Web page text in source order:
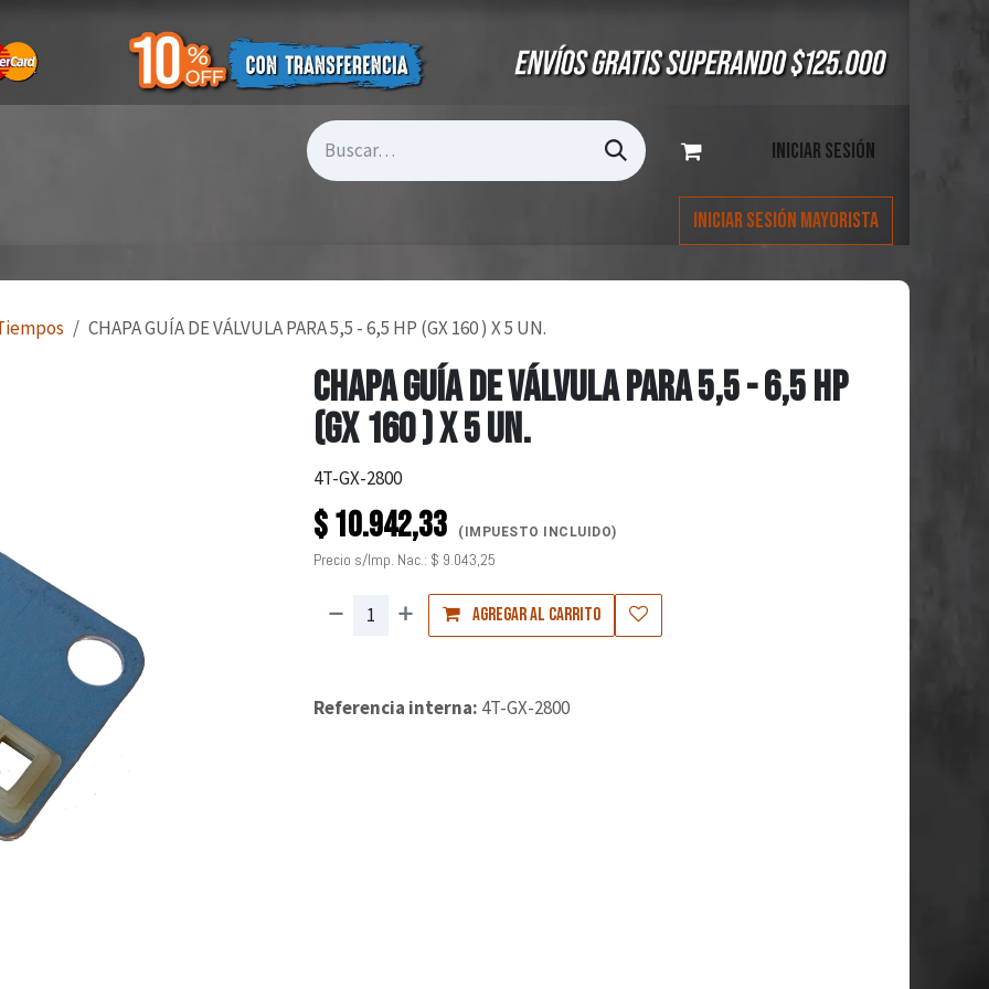
Iniciar sesión
Iniciar Sesión Mayorista
CHAPA GUÍA DE VÁLVULA PARA 5,5 - 6,5 HP (GX 160 ) X 5 UN.
CHAPA GUÍA DE VÁLVULA PARA 5,5 - 6,5 HP
(GX 160 ) X 5 UN.
4T-GX-2800
$10.942,33 (IMPUESTO INCLUIDO)
Precio s/Imp. Nac.: $ 9.043,25
Agregar al carrito
Referencia interna: 4T-GX-2800